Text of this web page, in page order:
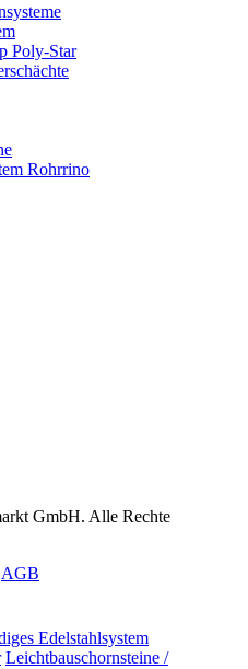
Poly-Star
Rohrrino
GmbH. Alle Rechte
AGB
Edelstahlsystem
Leichtbauschornsteine /